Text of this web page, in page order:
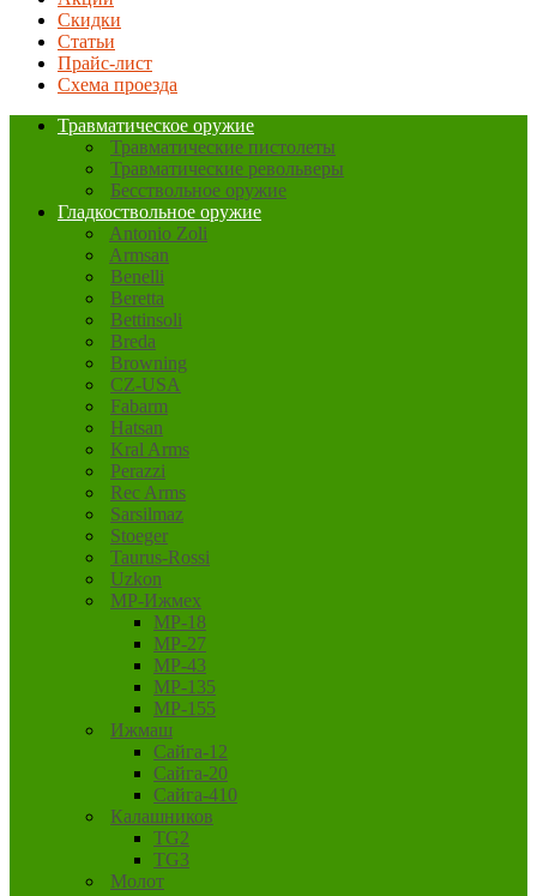
Скидки
Статьи
Прайс-лист
Схема проезда
Травматическое оружие
Травматические пистолеты
Травматические револьверы
Бесствольное оружие
Гладкоствольное оружие
Antonio Zoli
Armsan
Benelli
Beretta
Bettinsoli
Breda
Browning
CZ-USA
Fabarm
Hatsan
Kral Arms
Perazzi
Rec Arms
Sarsilmaz
Stoeger
Taurus-Rossi
Uzkon
MP-Ижмех
MP-18
MP-27
MP-43
MP-135
MP-155
Ижмаш
Сайга-12
Сайга-20
Сайга-410
Калашников
TG2
TG3
Молот